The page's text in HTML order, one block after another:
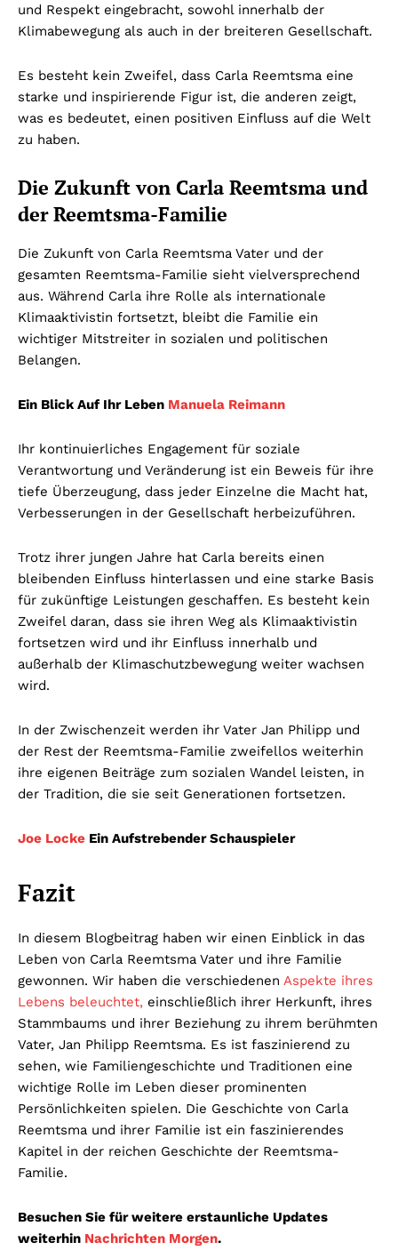
und Respekt eingebracht, sowohl innerhalb der
Klimabewegung als auch in der breiteren Gesellschaft.
Es besteht kein Zweifel, dass Carla Reemtsma eine
starke und inspirierende Figur ist, die anderen zeigt,
was es bedeutet, einen positiven Einfluss auf die Welt
zu haben.
Die Zukunft von Carla Reemtsma und
der Reemtsma-Familie
Die Zukunft von Carla Reemtsma Vater und der
gesamten Reemtsma-Familie sieht vielversprechend
aus. Während Carla ihre Rolle als internationale
Klimaaktivistin fortsetzt, bleibt die Familie ein
wichtiger Mitstreiter in sozialen und politischen
Belangen.
Ein Blick Auf Ihr Leben Manuela Reimann
Ihr kontinuierliches Engagement für soziale
Verantwortung und Veränderung ist ein Beweis für ihre
tiefe Überzeugung, dass jeder Einzelne die Macht hat,
Verbesserungen in der Gesellschaft herbeizuführen.
Trotz ihrer jungen Jahre hat Carla bereits einen
bleibenden Einfluss hinterlassen und eine starke Basis
für zukünftige Leistungen geschaffen. Es besteht kein
Zweifel daran, dass sie ihren Weg als Klimaaktivistin
fortsetzen wird und ihr Einfluss innerhalb und
außerhalb der Klimaschutzbewegung weiter wachsen
wird.
In der Zwischenzeit werden ihr Vater Jan Philipp und
der Rest der Reemtsma-Familie zweifellos weiterhin
ihre eigenen Beiträge zum sozialen Wandel leisten, in
der Tradition, die sie seit Generationen fortsetzen.
Joe Locke Ein Aufstrebender Schauspieler
Fazit
In diesem Blogbeitrag haben wir einen Einblick in das
Leben von Carla Reemtsma Vater und ihre Familie
gewonnen. Wir haben die verschiedenen Aspekte ihres
Lebens beleuchtet, einschließlich ihrer Herkunft, ihres
Stammbaums und ihrer Beziehung zu ihrem berühmten
Vater, Jan Philipp Reemtsma. Es ist faszinierend zu
sehen, wie Familiengeschichte und Traditionen eine
wichtige Rolle im Leben dieser prominenten
Persönlichkeiten spielen. Die Geschichte von Carla
Reemtsma und ihrer Familie ist ein faszinierendes
Kapitel in der reichen Geschichte der Reemtsma-
Familie.
Besuchen Sie für weitere erstaunliche Updates
weiterhin Nachrichten Morgen.